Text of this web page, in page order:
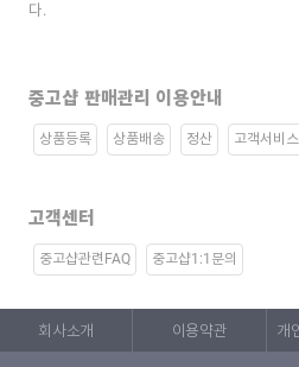
다.
중고샵 판매관리 이용안내
상품등록 상품배송 정산 고객서비
고객센터
중고샵관련FAQ 중고샵1:1문의
회사소개 이용약관 개